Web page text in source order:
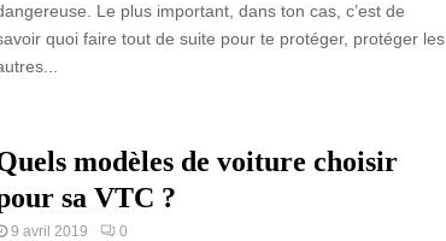
Le plus important, dans ton cas, c’est de
quoi faire tout de suite pour te protéger, protéger les
modèles de voiture choisir
sa VTC ?
9 avril 2019 0